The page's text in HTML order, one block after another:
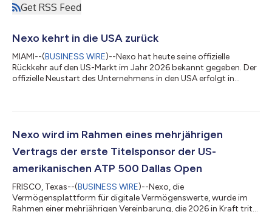
Get RSS Feed
Nexo kehrt in die USA zurück
MIAMI--(BUSINESS WIRE)--Nexo hat heute seine offizielle
Rückkehr auf den US-Markt im Jahr 2026 bekannt gegeben. Der
offizielle Neustart des Unternehmens in den USA erfolgt in
Unternehmens bieten. Die Infrastruktur für den Handel mit
börsennotierten US-amerikanischen Plattform für digitale
Nexo wird im Rahmen eines mehrjährigen
Vertrags der erste Titelsponsor der US-
amerikanischen ATP 500 Dallas Open
FRISCO, Texas--(BUSINESS WIRE)--Nexo, die
Vermögensplattform für digitale Vermögenswerte, wurde im
Rahmen einer mehrjährigen Vereinbarung, die 2026 in Kraft tritt,